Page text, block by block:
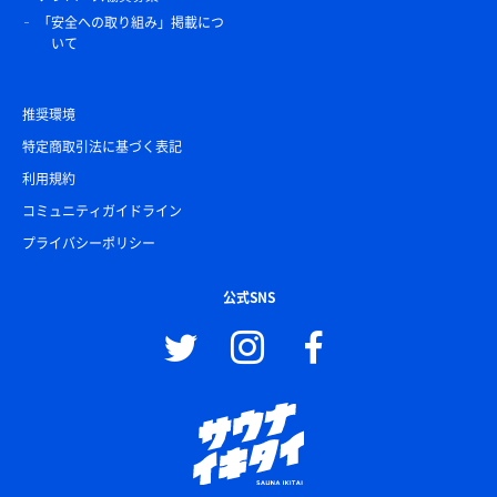
「安全への取り組み」掲載につ
いて
推奨環境
特定商取引法に基づく表記
利用規約
コミュニティガイドライン
プライバシーポリシー
公式SNS